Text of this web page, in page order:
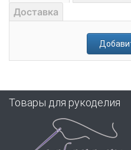
Доставка
Товары для рукоделия